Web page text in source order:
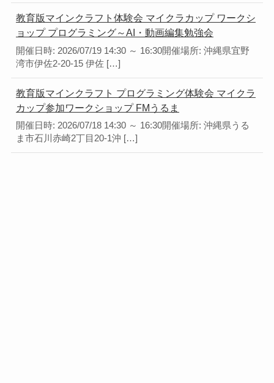
教育版マインクラフト体験会 マイクラカップ ワークシ
ョップ プログラミング～AI・動画編集勉強会
開催日時: 2026/07/19 14:30 ～ 16:30開催場所: 沖縄県宜野
湾市伊佐2-20-15 伊佐 […]
教育版マインクラフト プログラミング体験会 マイクラ
カップ参加ワークショップ FMうるま
開催日時: 2026/07/18 14:30 ～ 16:30開催場所: 沖縄県うる
ま市石川赤崎2丁目20-1沖 […]